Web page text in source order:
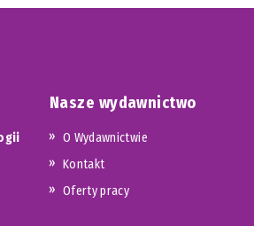
Nasze wydawnictwo
O Wydawnictwie
Kontakt
Oferty pracy